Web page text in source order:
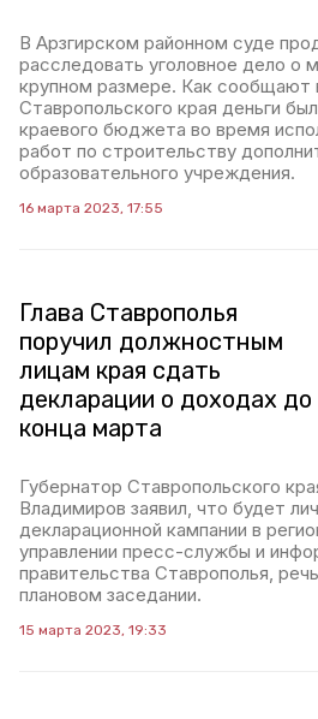
В Арзгирском районном суде
расследовать уголовное дело о
крупном размере. Как сообщают
Ставропольского края деньги
краевого бюджета во время
работ по строительству
образовательного учреждения.
16 марта 2023, 17:55
Глава Ставрополья
поручил должностным
лицам края сдать
декларации о доходах до
конца марта
Губернатор Ставропольского
Владимиров заявил, что будет
декларационной кампании в
управлении пресс-службы и
правительства Ставрополья,
плановом заседании.
15 марта 2023, 19:33